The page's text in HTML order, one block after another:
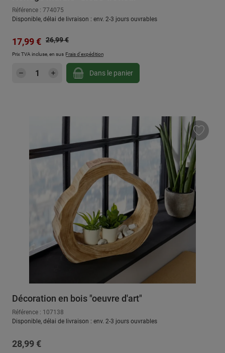
Référence : 774075
Disponible, délai de livraison : env. 2-3 jours ouvrables
Prix de vente :
17,99 € Prix régulier :
26,99 €
Prix TVA incluse, en sus Frais d'expédition
Quantité de produit : Entrez la quantité
Dans le panier
Décoration en bois "oeuvre d'art"
Référence : 107138
Disponible, délai de livraison : env. 2-3 jours ouvrables
Prix régulier :
28,99 €